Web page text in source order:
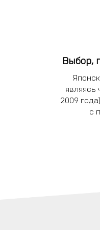
Выбор,
являясь
2009
с